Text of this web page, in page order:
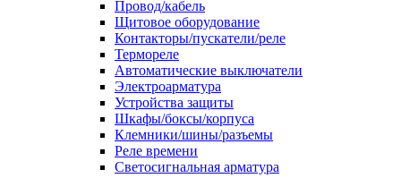
Провод/кабель
Щитовое оборудование
Контакторы/пускатели/реле
Термореле
Автоматические выключатели
Электроарматура
Устройства защиты
Шкафы/боксы/корпуса
Клемники/шины/разъемы
Реле времени
Светосигнальная арматура